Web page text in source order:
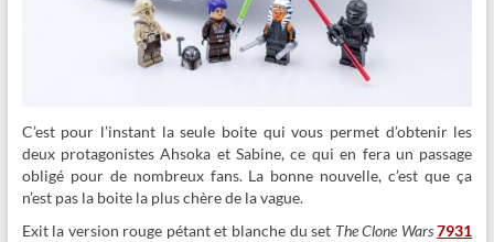
C’est pour l’instant la seule boite qui vous permet d’obtenir les
deux protagonistes Ahsoka et Sabine, ce qui en fera un passage
obligé pour de nombreux fans. La bonne nouvelle, c’est que ça
n’est pas la boite la plus chère de la vague.
Exit la version rouge pétant et blanche du set The Clone Wars 7931